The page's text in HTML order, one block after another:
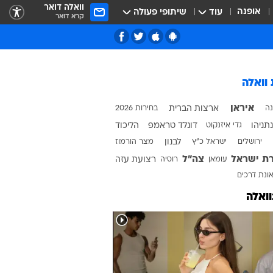
אופנה עוד שיתופי פעולה וואלה דואר
קרא דואר
100 ימים למלחמה
משפט רומן זדורוב
שנה למלחמה באוקראינה
בחירות 2015
סוגרים שנה
המהדורה
באר שבע
חיפה
נתניה
יום כיפור
סוכות
חנוכה
וואלה
איראן ארצות הברית בחירות 2026
גדי איזנקוט דונלד טראמפ הליכוד
ירושלים ישראל כ"ץ לבנון מצר הורמוז
ישראל עומאן צה"ל רוסיה רצועת עזה
דרכים